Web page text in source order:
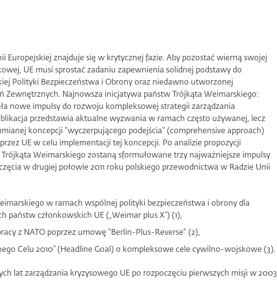
Europejskiej znajduje się w krytycznej fazie. Aby pozostać wierną swojej
UE musi sprostać zadaniu zapewnienia solidnej podstawy do
Polityki Bezpieczeństwa i Obrony oraz niedawno utworzonej
Zewnętrznych. Najnowsza inicjatywa państw Trójkąta Weimarskiego:
nowe impulsy do rozwoju kompleksowej strategii zarządzania
przedstawia aktualne wyzwania w ramach często używanej, lecz
koncepcji "wyczerpującego podejścia" (comprehensive approach)
UE w celu implementacji tej koncepcji. Po analizie propozycji
Weimarskiego zostaną sformułowane trzy najważniejsze impulsy
w drugiej połowie 2011 roku polskiego przewodnictwa w Radzie Unii
w ramach wspólnej polityki bezpieczeństwa i obrony dla
państw członkowskich UE („Weimar plus X“) (1),
z NATO poprzez umowę "Berlin-Plus-Reverse" (2),
Celu 2010” (Headline Goal) o kompleksowe cele cywilno-wojskowe (3).
lat zarządzania kryzysowego UE po rozpoczęciu pierwszych misji w 2003